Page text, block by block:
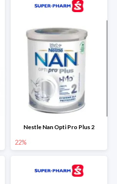
Nestle Nan Opti Pro Plus 2
22%